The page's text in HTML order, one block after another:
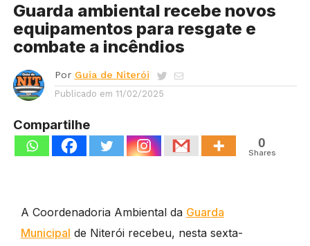
Guarda ambiental recebe novos
equipamentos para resgate e
combate a incêndios
Por Guia de Niterói
Publicado em 11/02/2025
Compartilhe
0
Shares
A Coordenadoria Ambiental da Guarda
Municipal de Niterói recebeu, nesta sexta-